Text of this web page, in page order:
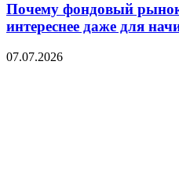
Почему фондовый рынок
интереснее даже для
07.07.2026